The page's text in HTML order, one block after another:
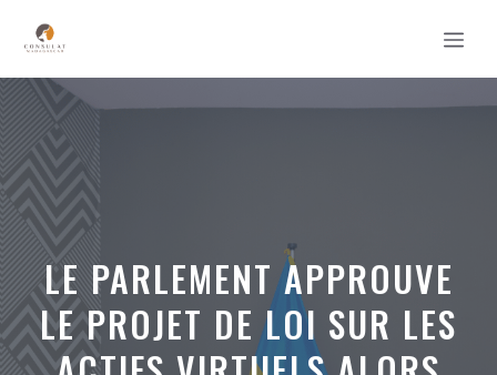
contenu
LE PARLEMENT APPROUVE
LE PROJET DE LOI SUR LES